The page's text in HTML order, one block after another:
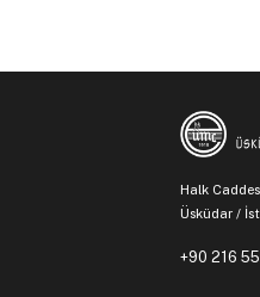
Halk
Üsküdar /
+90 216